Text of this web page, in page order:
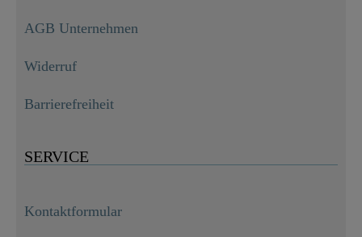
AGB Unternehmen
Widerruf
Barrierefreiheit
SERVICE
Kontaktformular